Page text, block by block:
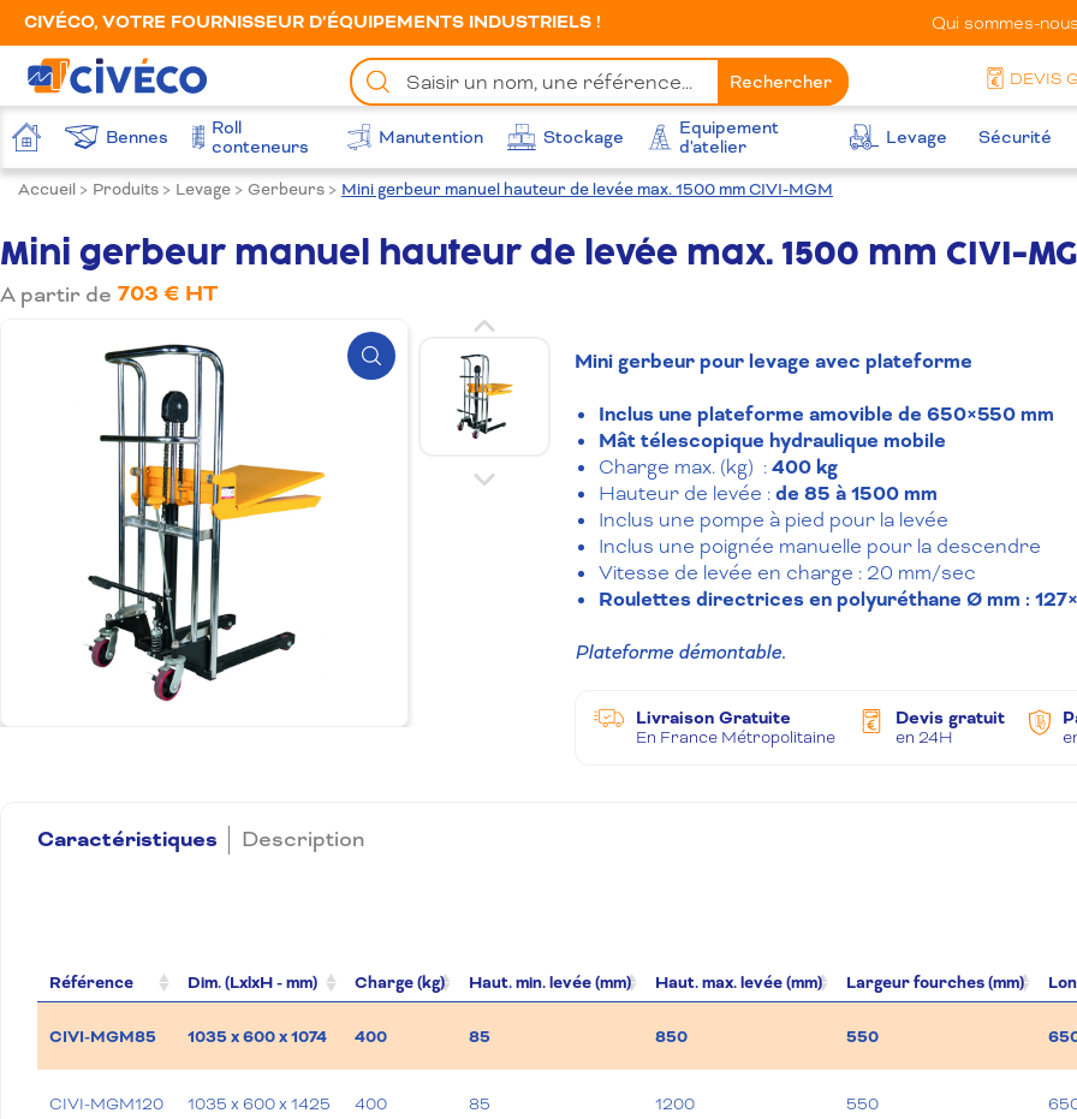
CIVÉCO, VOTRE FOURNISSEUR D’ÉQUIPEMENTS INDUSTRIELS ! Qui sommes-
Chercher
un
produit
Rechercher DEVIS
Accueil Bennes
Roll
conteneurs
Manutention Stockage
Equipement
d'atelier
Levage Sécurité
Accueil > Produits > Levage > Gerbeurs > Mini gerbeur manuel hauteur de levée max. 1500 mm CIVI-MGM
Mini gerbeur manuel hauteur de levée max. 1500 mm CIVI-
A partir de 703 € HT
Zoom
Mini gerbeur pour levage avec plateforme
Inclus une plateforme amovible de 650×550 mm
Mât télescopique hydraulique mobile
Charge max. (kg) :400 kg
Hauteur de levée :de 85 à 1500 mm
Inclus une pompe à pied pour la levée
Inclus une poignée manuelle pour la descendre
Vitesse de levée en charge : 20 mm/sec
Roulettes directrices en polyuréthane Ø mm :
Plateforme démontable.
Livraison Gratuite
En France Métropolitaine
Devis gratuit
en 24H
Caractéristiques Description
Référence Dim. (LxlxH - mm) Charge (kg) Haut. min. levée (mm) Haut. max. levée (mm) Largeur fourches (mm)
CIVI-MGM85 1035 x 600 x 1074 400 85 850 550
CIVI-MGM120 1035 x 600 x 1425 400 85 1200 550